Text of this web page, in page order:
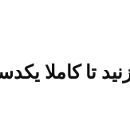
تا کاملا